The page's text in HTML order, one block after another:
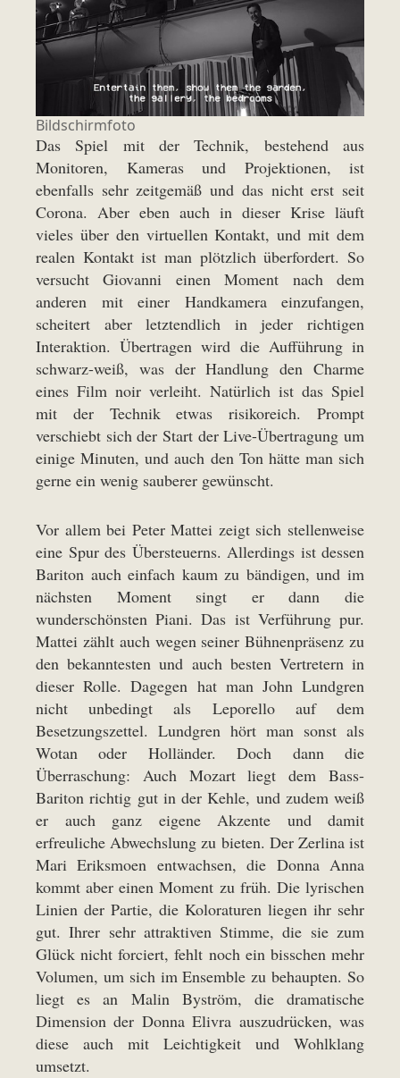
Bildschirmfoto
Das Spiel mit der Technik, bestehend aus
Monitoren, Kameras und Projektionen, ist
ebenfalls sehr zeitgemäß und das nicht erst seit
Corona. Aber eben auch in dieser Krise läuft
vieles über den virtuellen Kontakt, und mit dem
realen Kontakt ist man plötzlich überfordert. So
versucht Giovanni einen Moment nach dem
anderen mit einer Handkamera einzufangen,
scheitert aber letztendlich in jeder richtigen
Interaktion. Übertragen wird die Aufführung in
schwarz-weiß, was der Handlung den Charme
eines Film noir verleiht. Natürlich ist das Spiel
mit der Technik etwas risikoreich. Prompt
verschiebt sich der Start der Live-Übertragung um
einige Minuten, und auch den Ton hätte man sich
gerne ein wenig sauberer gewünscht.
Vor allem bei Peter Mattei zeigt sich stellenweise
eine Spur des Übersteuerns. Allerdings ist dessen
Bariton auch einfach kaum zu bändigen, und im
nächsten Moment singt er dann die
wunderschönsten Piani. Das ist Verführung pur.
Mattei zählt auch wegen seiner Bühnenpräsenz zu
den bekanntesten und auch besten Vertretern in
dieser Rolle. Dagegen hat man John Lundgren
nicht unbedingt als Leporello auf dem
Besetzungszettel. Lundgren hört man sonst als
Wotan oder Holländer. Doch dann die
Überraschung: Auch Mozart liegt dem Bass-
Bariton richtig gut in der Kehle, und zudem weiß
er auch ganz eigene Akzente und damit
erfreuliche Abwechslung zu bieten. Der Zerlina ist
Mari Eriksmoen entwachsen, die Donna Anna
kommt aber einen Moment zu früh. Die lyrischen
Linien der Partie, die Koloraturen liegen ihr sehr
gut. Ihrer sehr attraktiven Stimme, die sie zum
Glück nicht forciert, fehlt noch ein bisschen mehr
Volumen, um sich im Ensemble zu behaupten. So
liegt es an Malin Byström, die dramatische
Dimension der Donna Elivra auszudrücken, was
diese auch mit Leichtigkeit und Wohlklang
umsetzt.